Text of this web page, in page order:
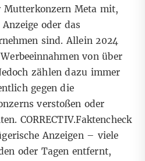
Meta mit,
oder das
sind. Allein 2024
von über
zählen dazu immer
gegen die
verstoßen oder
CORRECTIV.Faktencheck
Anzeigen– viele
oder Tagen entfernt,